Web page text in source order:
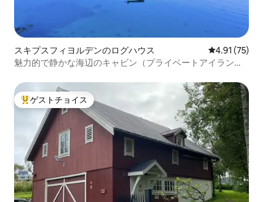
スキプスフィヨルデンのログハウス レビュー75
4.91 (75)
魅力的で静かな海辺のキャビン（プライベートアイラン
大好評のゲストチョイスです。
ゲストチョイス